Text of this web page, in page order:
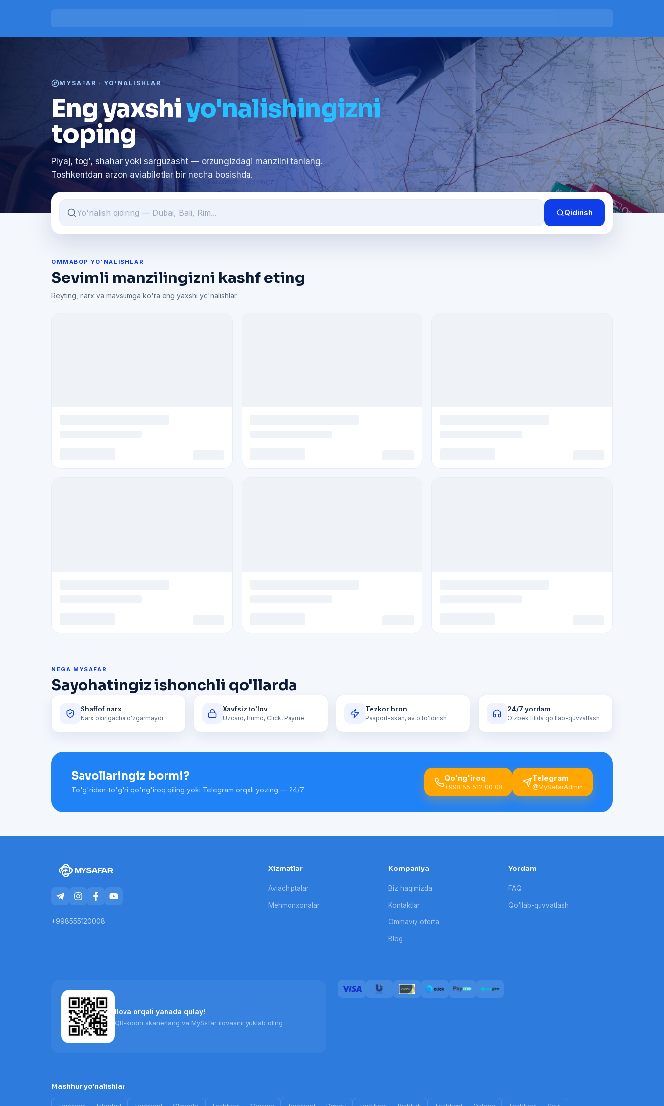
MYSAFAR · YO'NALISHLAR
Eng yaxshiyo'nalishingizni
toping
Plyaj, tog', shahar yoki sarguzasht — orzungizdagi manzilni tanlang.
Toshkentdan arzon aviabiletlar bir necha bosishda.
Qidirish
OMMABOP YO'NALISHLAR
Sevimli manzilingizni kashf eting
Reyting, narx va mavsumga ko'ra eng yaxshi yo'nalishlar
NEGA MYSAFAR
Sayohatingiz ishonchli qo'llarda
Shaffof narx
Narx oxirigacha o'zgarmaydi
Xavfsiz to'lov
Uzcard, Humo, Click, Payme
Tezkor bron
Pasport-skan, avto to'ldirish
24/7 yordam
O'zbek tilida qo'llab-quvvatlash
Savollaringiz bormi?
To'g'ridan-to'g'ri qo'ng'iroq qiling yoki Telegram orqali yozing — 24/7.
Qo'ng'iroq
+998 55 512 00 08
Telegram
@MySafarAdmin
+998555120008
Xizmatlar
Aviachiptalar
Mehmonxonalar
Kompaniya
Biz haqimizda
Kontaktlar
Ommaviy oferta
Blog
Yordam
FAQ
Qo'llab-quvvatlash
Ilova orqali yanada qulay!
QR-kodni skanerlang va MySafar ilovasini yuklab oling
Mashhur yo'nalishlar